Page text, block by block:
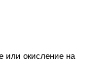
или окисление на